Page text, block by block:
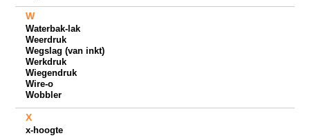
W
Waterbak-lak
Weerdruk
Wegslag (van inkt)
Werkdruk
Wiegendruk
Wire-o
Wobbler
X
x-hoogte